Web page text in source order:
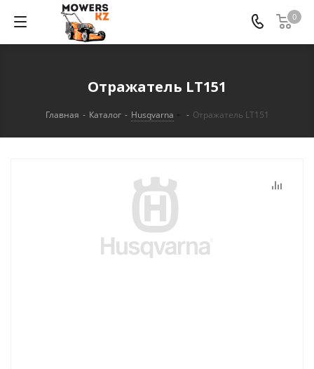
0
Отражатель LT151
Главная - Каталог - Husqvarna - Отражатель LT151